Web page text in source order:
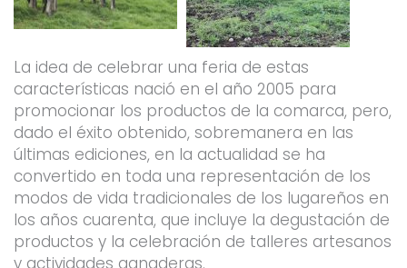
La idea de celebrar una feria de estas
características nació en el año 2005 para
promocionar los productos de la comarca, pero,
dado el éxito obtenido, sobremanera en las
últimas ediciones, en la actualidad se ha
convertido en toda una representación de los
modos de vida tradicionales de los lugareños en
los años cuarenta, que incluye la degustación de
productos y la celebración de talleres artesanos
y actividades ganaderas.